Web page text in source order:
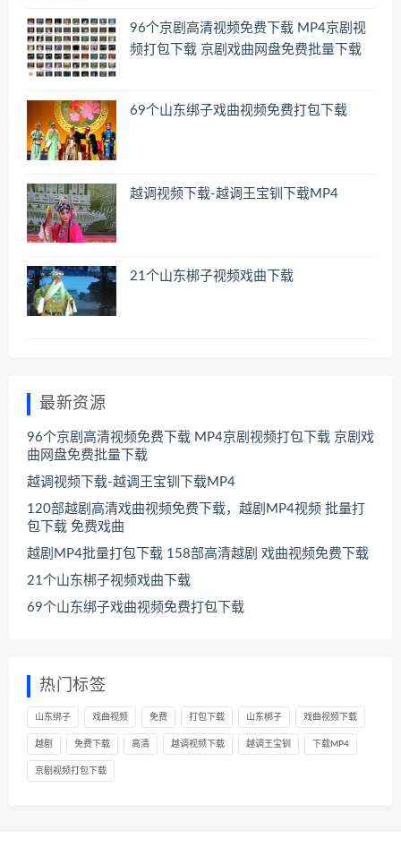
96个京剧高清视频免费下载 MP4京剧视
频打包下载 京剧戏曲网盘免费批量下载
69个山东绑子戏曲视频免费打包下载
越调视频下载-越调王宝钏下载MP4
21个山东梆子视频戏曲下载
最新资源
96个京剧高清视频免费下载 MP4京剧视频打包下载 京剧戏
曲网盘免费批量下载
越调视频下载-越调王宝钏下载MP4
120部越剧高清戏曲视频免费下载，越剧MP4视频 批量打
包下载 免费戏曲
越剧MP4批量打包下载 158部高清越剧 戏曲视频免费下载
21个山东梆子视频戏曲下载
69个山东绑子戏曲视频免费打包下载
热门标签
山东绑子 戏曲视频 免费 打包下载 山东梆子 戏曲视频下载
越剧 免费下载 高清 越调视频下载 越调王宝钏 下载MP4
京剧视频打包下载